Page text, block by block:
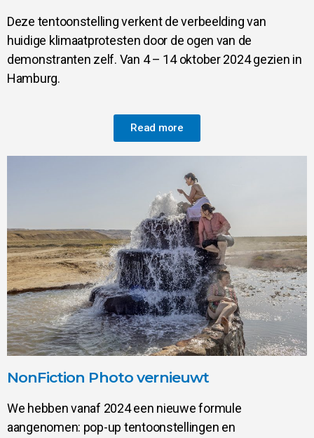
Deze tentoonstelling verkent de verbeelding van
huidige klimaatprotesten door de ogen van de
demonstranten zelf. Van 4 – 14 oktober 2024 gezien in
Hamburg.
Read more
NonFiction Photo vernieuwt
We hebben vanaf 2024 een nieuwe formule
aangenomen: pop-up tentoonstellingen en